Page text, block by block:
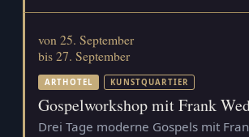
von 25. September
bis 27. September
ARTHOTEL KUNSTQUARTIER
Gospelworkshop mit Frank
Drei Tage moderne Gospels mit